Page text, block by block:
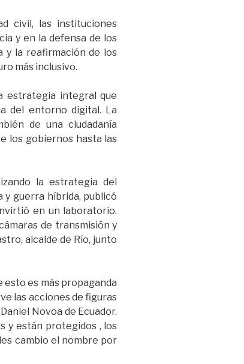
civil, las instituciones
y en la defensa de los
y la reafirmación de los
más inclusivo.
estrategia integral que
del entorno digital. La
de una ciudadanía
los gobiernos hasta las
la estrategia del
guerra híbrida, publicó
en un laboratorio.
de transmisión y
alcalde de Río, junto
es más propaganda
las acciones de figuras
Novoa de Ecuador.
y están protegidos , los
cambio el nombre por